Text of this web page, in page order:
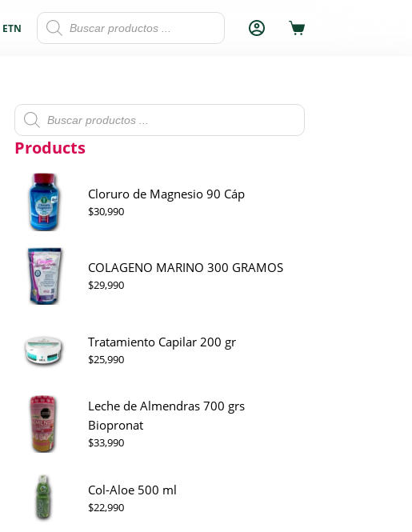
ETNICOS
Búsqueda
de
productos
Carro
Búsqueda
de
productos
Products
Cloruro de Magnesio 90 Cáp
$30,990
COLAGENO MARINO 300 GRAMOS
$29,990
Tratamiento Capilar 200 gr
$25,990
Leche de Almendras 700 grs
Biopronat
$33,990
Col-Aloe 500 ml
$22,990